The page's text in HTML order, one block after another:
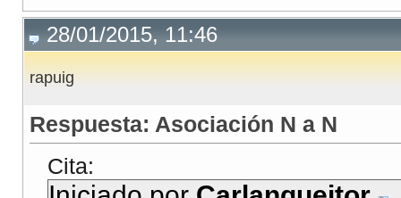
28/01/2015, 11:46
rapuig
Respuesta: Asociación N a N
Cita: